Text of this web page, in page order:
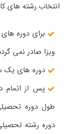
انتخاب رشته های
برای دوره
ویزا صادر نمی
دوره های یک
پس از اتمام
طول دوره
دوره رشته